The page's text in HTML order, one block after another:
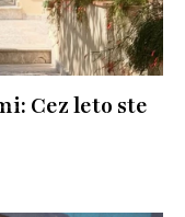
Cez leto ste